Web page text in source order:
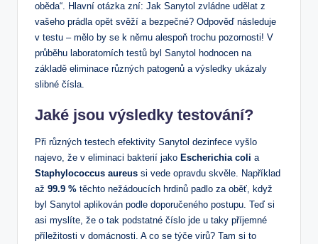
oběda“. Hlavní otázka zní: Jak Sanytol zvládne udělat z
vašeho prádla opět svěží a bezpečné? Odpověď následuje
v testu – mělo by se k němu alespoň trochu pozornosti! V
průběhu laboratorních testů byl Sanytol hodnocen na
základě eliminace různých patogenů a výsledky ukázaly
slibné čísla.
Jaké jsou výsledky testování?
Při různých testech efektivity Sanytol dezinfece vyšlo
najevo, že v eliminaci bakterií jako Escherichia coli a
Staphylococcus aureus si vede opravdu skvěle. Například
až 99.9 % těchto nežádoucích hrdinů padlo za oběť, když
byl Sanytol aplikován podle doporučeného postupu. Teď si
asi myslíte, že o tak podstatné číslo jde u taky příjemné
příležitosti v domácnosti. A co se týče virů? Tam si to